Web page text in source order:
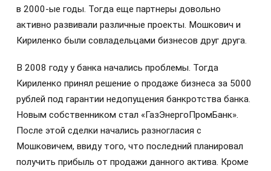
в 2000-ые годы. Тогда еще партнеры довольно
активно развивали различные проекты. Мошкович и
Кириленко были совладельцами бизнесов друг друга.
В 2008 году у банка начались проблемы. Тогда
Кириленко принял решение о продаже бизнеса за 5000
рублей под гарантии недопущения банкротства банка.
Новым собственником стал «ГазЭнергоПромБанк».
После этой сделки начались разногласия с
Мошковичем, ввиду того, что последний планировал
получить прибыль от продажи данного актива. Кроме